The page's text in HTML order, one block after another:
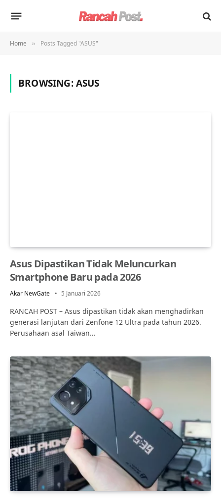
Home » Posts Tagged "ASUS"
BROWSING:ASUS
Asus Dipastikan Tidak Meluncurkan
Smartphone Baru pada 2026
Akar NewGate 5 Januari 2026
RANCAH POST – Asus dipastikan tidak akan menghadirkan
generasi lanjutan dari Zenfone 12 Ultra pada tahun 2026.
Perusahaan asal Taiwan…